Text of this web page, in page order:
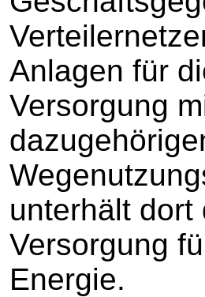
Anlagen für
Versorgung
unterhält dort
Versorgung
Energie.